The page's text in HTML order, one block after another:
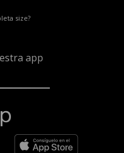
size?
app